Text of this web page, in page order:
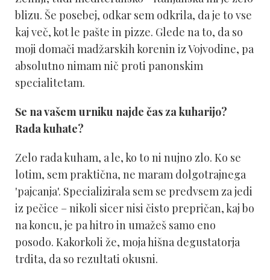
blizu. Še posebej, odkar sem odkrila, da je to vse
kaj več, kot le pašte in pizze. Glede na to, da so
moji domači madžarskih korenin iz Vojvodine, pa
absolutno nimam nič proti panonskim
specialitetam.
Se na vašem urniku najde čas za kuharijo?
Rada kuhate?
Zelo rada kuham, a le, ko to ni nujno zlo. Ko se
lotim, sem praktična, ne maram dolgotrajnega
'pajcanja'. Specializirala sem se predvsem za jedi
iz pečice – nikoli sicer nisi čisto prepričan, kaj bo
na koncu, je pa hitro in umažeš samo eno
posodo. Kakorkoli že, moja hišna degustatorja
trdita, da so rezultati okusni.